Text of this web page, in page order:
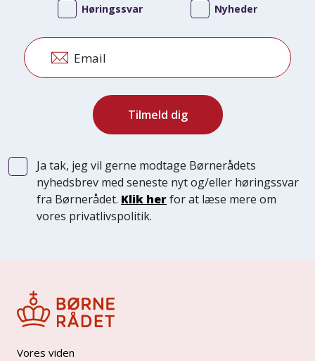
Email
Høringssvar Nyheder
Ja tak, jeg vil gerne modtage Børnerådets
nyhedsbrev med seneste nyt og/eller høringssvar
fra Børnerådet. Klik herfor at læse mere om
vores privatlivspolitik.
Vores viden